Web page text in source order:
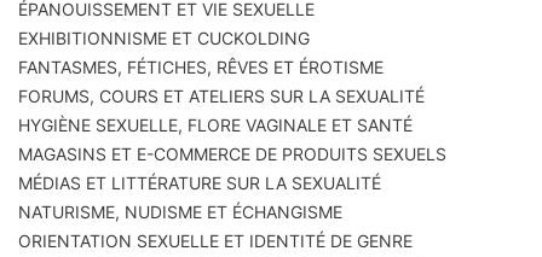
ÉPANOUISSEMENT ET VIE SEXUELLE
EXHIBITIONNISME ET CUCKOLDING
FANTASMES, FÉTICHES, RÊVES ET ÉROTISME
FORUMS, COURS ET ATELIERS SUR LA SEXUALITÉ
HYGIÈNE SEXUELLE, FLORE VAGINALE ET SANTÉ
MAGASINS ET E-COMMERCE DE PRODUITS SEXUELS
MÉDIAS ET LITTÉRATURE SUR LA SEXUALITÉ
NATURISME, NUDISME ET ÉCHANGISME
ORIENTATION SEXUELLE ET IDENTITÉ DE GENRE